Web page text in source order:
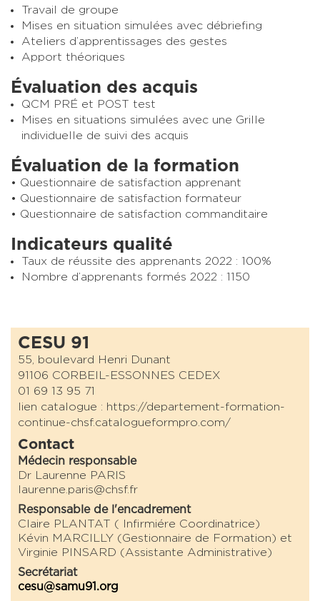
Travail de groupe
Mises en situation simulées avec débriefing
Ateliers d’apprentissages des gestes
Apport théoriques
Évaluation des acquis
QCM PRÉ et POST test
Mises en situations simulées avec une Grille
individuelle de suivi des acquis
Évaluation de la formation
Questionnaire de satisfaction apprenant
Questionnaire de satisfaction formateur
Questionnaire de satisfaction commanditaire
Indicateurs qualité
Taux de réussite des apprenants 2022 : 100%
Nombre d’apprenants formés 2022 : 1150
CESU 91
55, boulevard Henri Dunant
91106 CORBEIL-ESSONNES CEDEX
01 69 13 95 71
lien catalogue : https://departement-formation-
continue-chsf.catalogueformpro.com/
Contact
Médecin responsable
Dr Laurenne PARIS
laurenne.paris@chsf.fr
Responsable de l'encadrement
Claire PLANTAT ( Infirmiére Coordinatrice)
Kévin MARCILLY (Gestionnaire de Formation) et
Virginie PINSARD (Assistante Administrative)
Secrétariat
cesu@samu91.org